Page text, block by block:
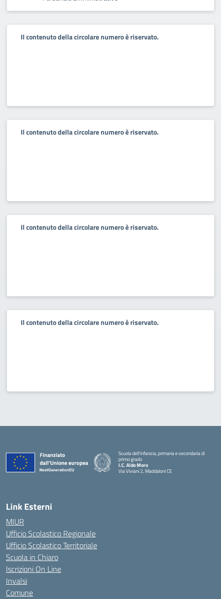
Il contenuto della circolare numero è riservato.
Il contenuto della circolare numero è riservato.
Il contenuto della circolare numero è riservato.
Il contenuto della circolare numero è riservato.
Scuola dell’infanzia, primaria e secondaria di
primo grado
I.C. Aldo Moro
Via Viviani 2, Maddaloni CE
Link Esterni
MIUR
Ufficio Scolastico Regionale
Ufficio Scolastico Territoriale
Scuola in Chiaro
Iscrizioni On Line
Invalsi
Comune